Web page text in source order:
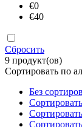
€0
€40
Сбросить
9 продукт(ов)
Сортировать по
Без